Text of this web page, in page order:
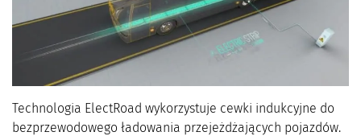
Technologia ElectRoad wykorzystuje cewki indukcyjne do
bezprzewodowego ładowania przejeżdżających pojazdów.